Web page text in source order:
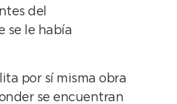
del
se le había
por sí misma obra
se encuentran